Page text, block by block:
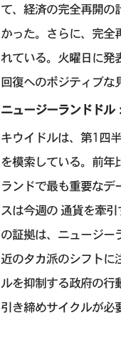
て、経済の完全再開の
かった。さらに、完全
れている。火曜日に発
回復へのポジティブな
ニュージーランドドル
キウイドルは、第1四
を模索している。前年
ランドで最も重要なデ
スは今週の 通貨を牽
の証拠は、ニュージー
近のタカ派のシフトに
ルを抑制する政府の行
引き締めサイクルが必